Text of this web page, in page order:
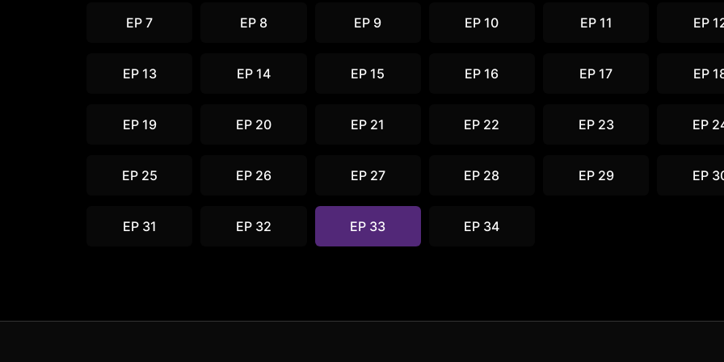
EP 7 EP 8 EP 9 EP 10 EP 11 EP
EP 13 EP 14 EP 15 EP 16 EP 17 EP
EP 19 EP 20 EP 21 EP 22 EP 23 EP
EP 25 EP 26 EP 27 EP 28 EP 29 EP
EP 31 EP 32 EP 33 EP 34